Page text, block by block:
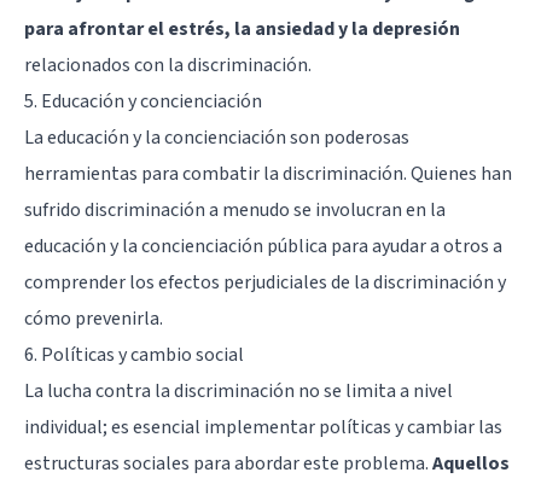
para afrontar el estrés, la ansiedad y la depresión
relacionados con la discriminación.
5. Educación y concienciación
La educación y la concienciación son poderosas
herramientas para combatir la discriminación. Quienes han
sufrido discriminación a menudo se involucran en la
educación y la concienciación pública para ayudar a otros a
comprender los efectos perjudiciales de la discriminación y
cómo prevenirla.
6. Políticas y cambio social
La lucha contra la discriminación no se limita a nivel
individual; es esencial implementar políticas y cambiar las
estructuras sociales para abordar este problema.Aquellos